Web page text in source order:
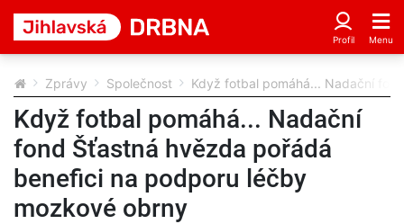
Zprávy Společnost Když fotbal pomáhá... Nadační
Když fotbal pomáhá... Nadační
fond Šťastná hvězda pořádá
benefici na podporu léčby
mozkové obrny